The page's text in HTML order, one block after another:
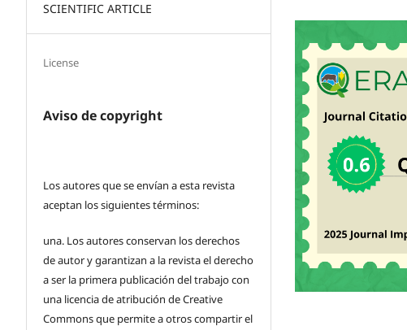
SCIENTIFIC ARTICLE
License
Aviso de copyright
Los autores que se envían a esta revista
aceptan los siguientes términos:
una. Los autores conservan los derechos
de autor y garantizan a la revista el derecho
a ser la primera publicación del trabajo con
una licencia de atribución de Creative
Commons que permite a otros compartir el